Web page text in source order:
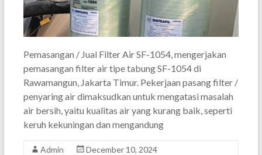
Pemasangan / Jual Filter Air SF-1054, mengerjakan
pemasangan filter air tipe tabung SF-1054 di
Rawamangun, Jakarta Timur. Pekerjaan pasang filter /
penyaring air dimaksudkan untuk mengatasi masalah
air bersih, yaitu kualitas air yang kurang baik, seperti
keruh kekuningan dan mengandung
Admin
December 10, 2024